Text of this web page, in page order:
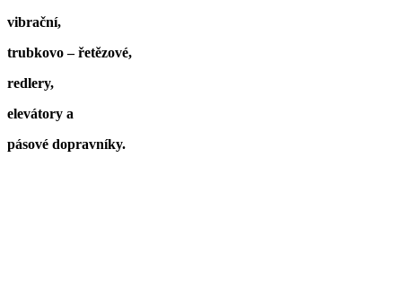
vibrační,
trubkovo – řetězové,
redlery,
elevátory a
pásové dopravníky.